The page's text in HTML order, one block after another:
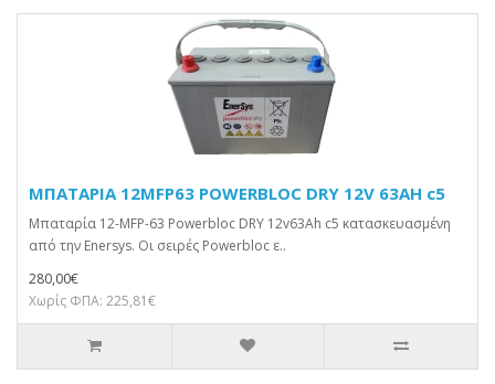
ΜΠΑΤΑΡΙΑ 12MFP63 POWERBLOC DRY 12V 63AH c5
Μπαταρία 12-MFP-63 Powerbloc DRY 12v63Ah c5 κατασκευασμένη
από την Enersys. Οι σειρές Powerbloc ε..
280,00€
Χωρίς ΦΠΑ: 225,81€